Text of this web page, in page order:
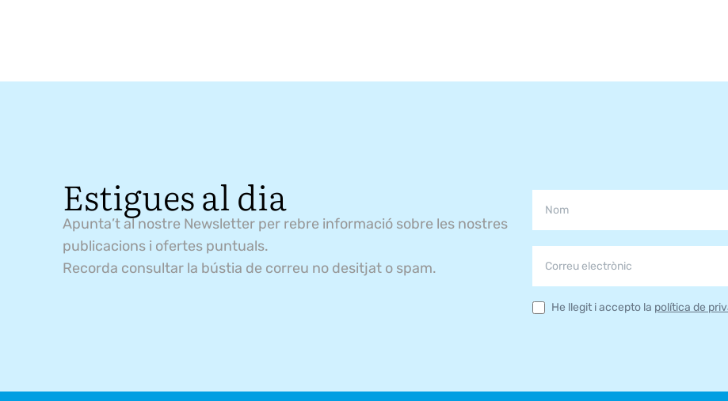
Estigues al dia
Apunta’t al nostre Newsletter per rebre informació sobre les nostres
publicacions i ofertes puntuals.
Recorda consultar la bústia de correu no desitjat o spam.
He llegit i accepto la política de